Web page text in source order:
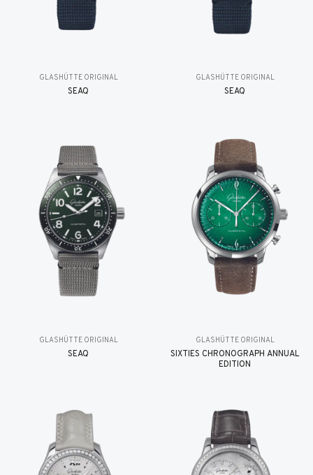
GLASHÜTTE ORIGINAL
SEAQ
GLASHÜTTE ORIGINAL
SEAQ
GLASHÜTTE ORIGINAL
SEAQ
GLASHÜTTE ORIGINAL
SIXTIES CHRONOGRAPH ANNUAL
EDITION